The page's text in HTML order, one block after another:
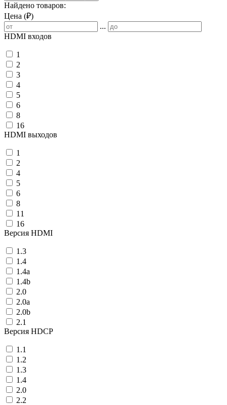
Найдено товаров:
Цена (₽)
...
HDMI входов
1
2
3
4
5
6
8
16
HDMI выходов
1
2
4
5
6
8
11
16
Версия HDMI
1.3
1.4
1.4a
1.4b
2.0
2.0a
2.0b
2.1
Версия HDCP
1.1
1.2
1.3
1.4
2.0
2.2